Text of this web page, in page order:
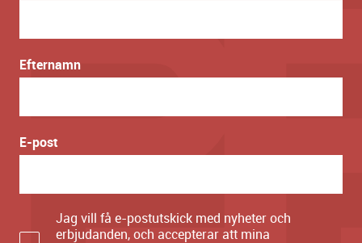
Efternamn
E-post
Jag vill få e-postutskick med nyheter och
erbjudanden, och accepterar att mina